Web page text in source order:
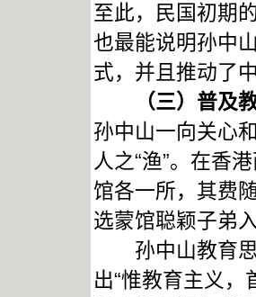
至此，民国初期
也最能说明孙中
式，并且推动了
（三）普及教
孙中山一向关心
人之“渔”。在香
馆各一所，其费
选蒙馆聪颖子弟
孙中山教育思
出“惟教育主义